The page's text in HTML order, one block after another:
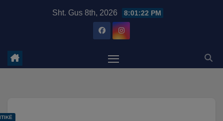
Sht. Gus 8th, 2026 8:01:24 PM